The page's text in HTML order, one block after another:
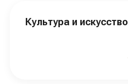
Культура и искусство